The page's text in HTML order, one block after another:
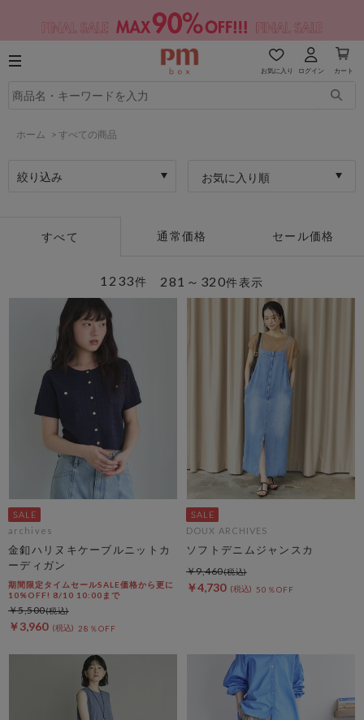
お気に入り ログイン カート
ホーム > すべての商品
絞り込み お気に入り順
すべて 通常価格 セール価格
281～320件表示
1233件
archives
金釦ハリヌキケーブルニットカ
ーディガン
期間限定タイムセールSALE価格から更に
10%OFF! 8/10 10:00まで
￥3,960 28％OFF
￥5,500
DOUX ARCHIVES
ソフトデニムジャンスカ
￥4,730 50％OFF
￥9,460